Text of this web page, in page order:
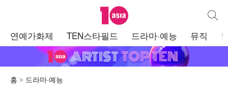
텐아시아 통합
연예가화제 TEN스타필드 드라마·예능 뮤직
홈 드라마·예능